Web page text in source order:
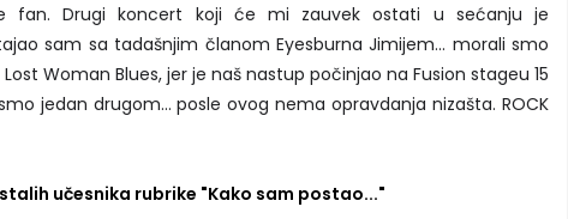
fan. Drugi koncert koji će mi zauvek ostati u sećanju je
sam sa tadašnjim članom Eyesburna Jimijem... morali smo
Woman Blues, jer je naš nastup počinjao na Fusion stageu 15
jedan drugom... posle ovog nema opravdanja nizašta. ROCK
učesnika rubrike "Kako sam postao..."